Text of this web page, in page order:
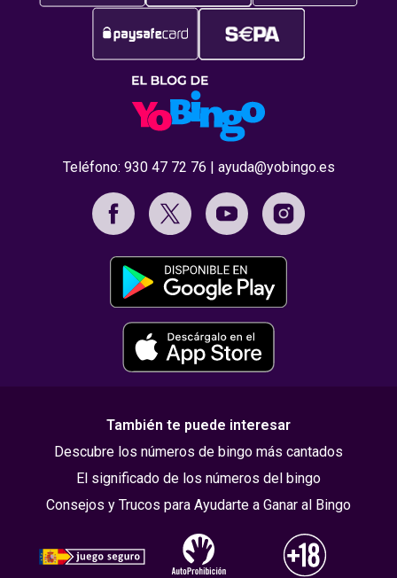
Teléfono: 930 47 72 76 | ayuda@yobingo.es
También te puede interesar
Descubre los números de bingo más cantados
El significado de los números del bingo
Consejos y Trucos para Ayudarte a Ganar al Bingo